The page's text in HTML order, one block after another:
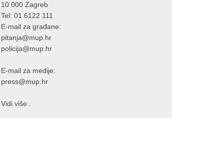
10 000 Zagreb
Tel: 01 6122 111
E-mail za građane:
pitanja@mup.hr
policija@mup.hr
E-mail za medije:
press@mup.hr
Vidi više..